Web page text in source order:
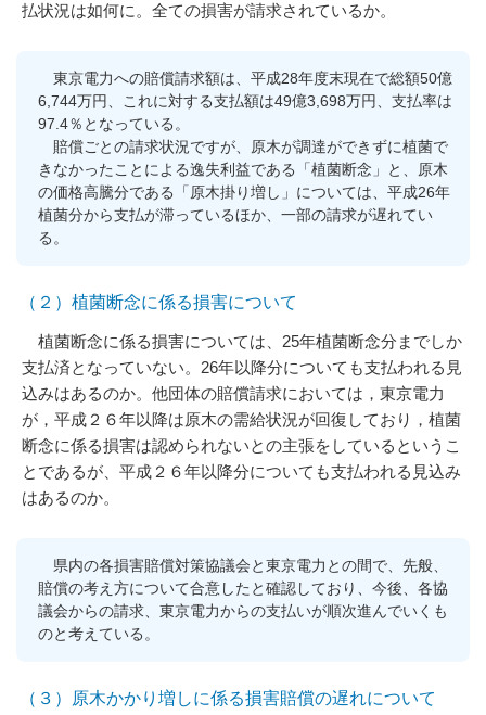
払状況は如何に。全ての損害が請求されているか。
東京電力への賠償請求額は、平成28年度末現在で総額50億
6,744万円、これに対する支払額は49億3,698万円、支払率は
97.4％となっている。
賠償ごとの請求状況ですが、原木が調達ができずに植菌で
きなかったことによる逸失利益である「植菌断念」と、原木
の価格高騰分である「原木掛り増し」については、平成26年
植菌分から支払が滞っているほか、一部の請求が遅れてい
る。
（２）植菌断念に係る損害について
植菌断念に係る損害については、25年植菌断念分までしか
支払済となっていない。26年以降分についても支払われる見
込みはあるのか。他団体の賠償請求においては，東京電力
が，平成２６年以降は原木の需給状況が回復しており，植菌
断念に係る損害は認められないとの主張をしているというこ
とであるが、平成２６年以降分についても支払われる見込み
はあるのか。
県内の各損害賠償対策協議会と東京電力との間で、先般、
賠償の考え方について合意したと確認しており、今後、各協
議会からの請求、東京電力からの支払いが順次進んでいくも
のと考えている。
（３）原木かかり増しに係る損害賠償の遅れについて